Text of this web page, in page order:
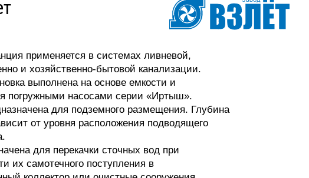
применяется в системах ливневой,
и хозяйственно-бытовой канализации.
выполнена на основе емкости и
погружными насосами серии «Иртыш».
для подземного размещения. Глубина
от уровня расположения подводящего
для перекачки сточных вод при
их самотечного поступления в